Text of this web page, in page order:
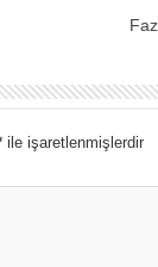
ile işaretlenmişlerdir